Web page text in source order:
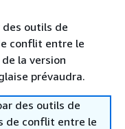
outils de
conflit entre le
la version
prévaudra.
des outils de
de conflit entre le